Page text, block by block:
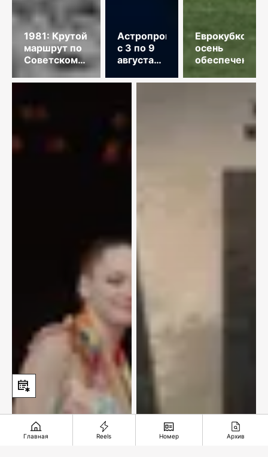
1981: Крутой
маршрут по
Советскому
Союзу
Астропрогноз
с 3 по 9
августа
года
Еврокубковая
осень
обеспечена
Главная Reels Номер Архив